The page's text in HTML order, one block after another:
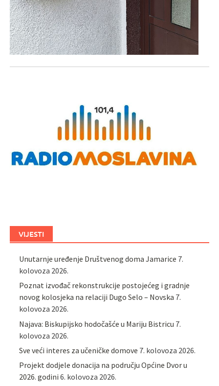
VIJESTI
Unutarnje uređenje Društvenog doma Jamarice 7.
kolovoza 2026.
Poznat izvođač rekonstrukcije postojećeg i gradnje
novog kolosjeka na relaciji Dugo Selo – Novska 7.
kolovoza 2026.
Najava: Biskupijsko hodočašće u Mariju Bistricu 7.
kolovoza 2026.
Sve veći interes za učeničke domove 7. kolovoza 2026.
Projekt dodjele donacija na području Općine Dvor u
2026. godini 6. kolovoza 2026.